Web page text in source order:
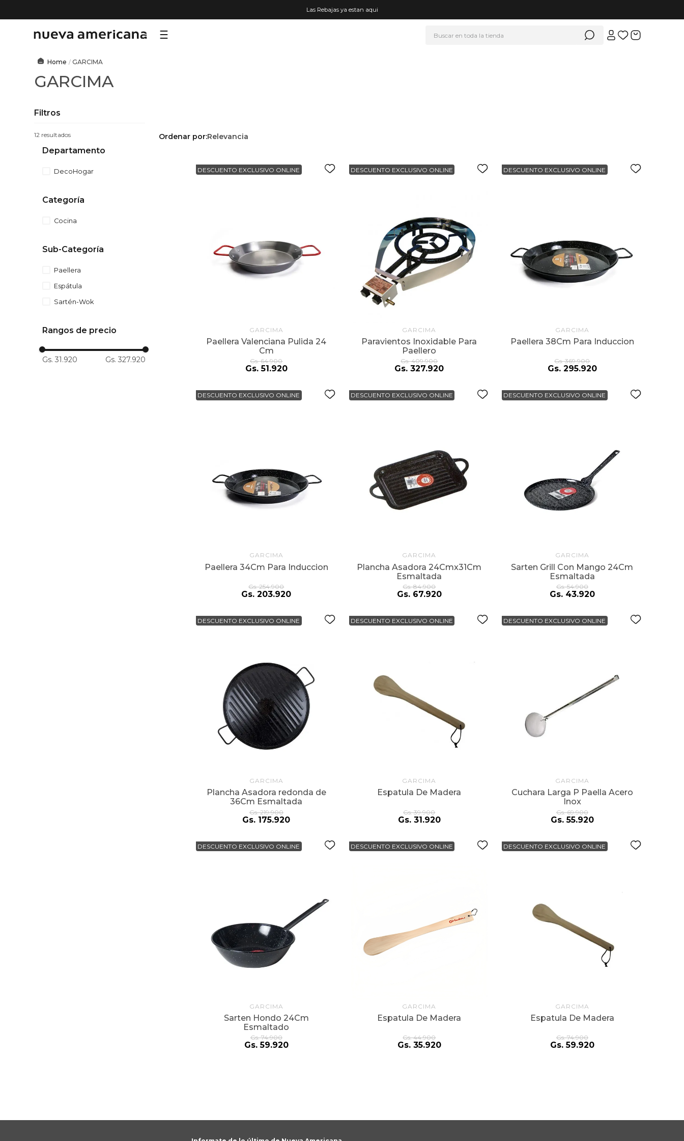
Las Rebajas ya estan aqui
6.
cafetera
GARCIMA
GARCIMA
Filtros
12
Departamento
DecoHogar
Categoría
Cocina
Sub-Categoría
Paellera
Espátula
Sartén-Wok
Rangos de precio
Gs. 31.920 Gs. 327.920
Ordenar por Relevancia
DESCUENTO EXCLUSIVO ONLINE
GARCIMA
Paellera Valenciana Pulida 24
Cm
Gs. 64.900
Gs. 51.920
DESCUENTO EXCLUSIVO ONLINE
GARCIMA
Paravientos Inoxidable Para
Paellero
Gs. 409.900
Gs. 327.920
DESCUENTO EXCLUSIVO ONLINE
GARCIMA
Paellera 38Cm Para Induccion
Gs. 369.900
Gs. 295.920
DESCUENTO EXCLUSIVO ONLINE
GARCIMA
Paellera 34Cm Para Induccion
Gs. 254.900
Gs. 203.920
DESCUENTO EXCLUSIVO ONLINE
GARCIMA
Plancha Asadora 24Cmx31Cm
Esmaltada
Gs. 84.900
Gs. 67.920
DESCUENTO EXCLUSIVO ONLINE
GARCIMA
Sarten Grill Con Mango 24Cm
Esmaltada
Gs. 54.900
Gs. 43.920
DESCUENTO EXCLUSIVO ONLINE
GARCIMA
Plancha Asadora redonda de
36Cm Esmaltada
Gs. 219.900
Gs. 175.920
DESCUENTO EXCLUSIVO ONLINE
GARCIMA
Espatula De Madera
Gs. 39.900
Gs. 31.920
DESCUENTO EXCLUSIVO ONLINE
GARCIMA
Cuchara Larga P Paella Acero
Inox
Gs. 69.900
Gs. 55.920
DESCUENTO EXCLUSIVO ONLINE
GARCIMA
Sarten Hondo 24Cm
Esmaltado
Gs. 74.900
Gs. 59.920
DESCUENTO EXCLUSIVO ONLINE
GARCIMA
Espatula De Madera
Gs. 44.900
Gs. 35.920
DESCUENTO EXCLUSIVO ONLINE
GARCIMA
Espatula De Madera
Gs. 74.900
Gs. 59.920